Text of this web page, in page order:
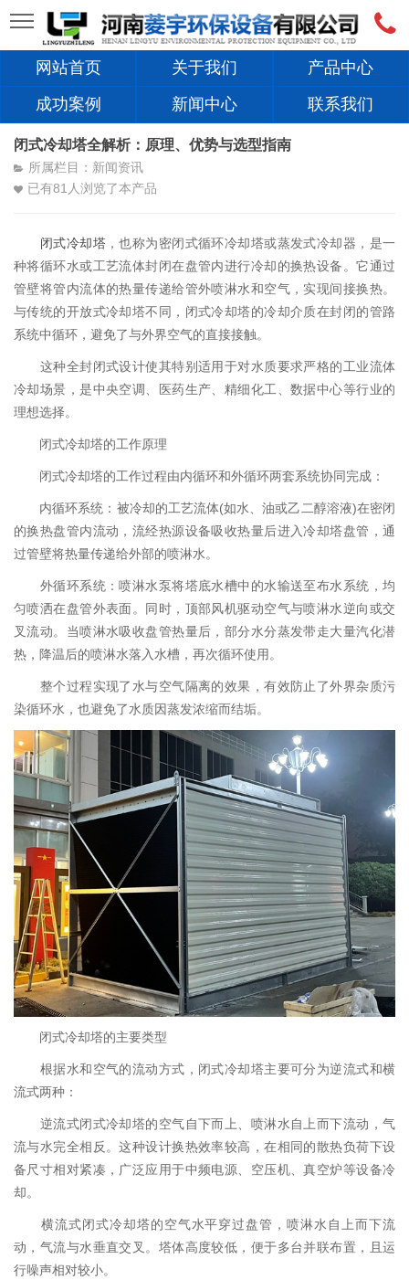
网站首页 关于我们
产品中心
成功案例
新闻中心 联系我们
闭式冷却塔全解析：原理、优势与选型指南
所属栏目：新闻资讯
已有81 人浏览了本产品
闭式冷却塔 ，也称为密闭式循环冷却塔或蒸发式冷却器，是一
种将循环水或工艺流体封闭在盘管内进行冷却的换热设备。它通过
管壁将管内流体的热量传递给管外喷淋水和空气，实现间接换热。
与传统的开放式冷却塔不同，闭式冷却塔的冷却介质在封闭的管路
系统中循环，避免了与外界空气的直接接触。
这种全封闭式设计使其特别适用于对水质要求严格的工业流体
冷却场景，是中央空调、医药生产、精细化工、数据中心等行业的
理想选择。
闭式冷却塔的工作原理
闭式冷却塔的工作过程由内循环和外循环两套系统协同完成：
内循环系统：被冷却的工艺流体(如水、油或乙二醇溶液)在密闭
的换热盘管内流动，流经热源设备吸收热量后进入冷却塔盘管，通
过管壁将热量传递给外部的喷淋水。
外循环系统：喷淋水泵将塔底水槽中的水输送至布水系统，均
匀喷洒在盘管外表面。同时，顶部风机驱动空气与喷淋水逆向或交
叉流动。当喷淋水吸收盘管热量后，部分水分蒸发带走大量汽化潜
热，降温后的喷淋水落入水槽，再次循环使用。
整个过程实现了水与空气隔离的效果，有效防止了外界杂质污
染循环水，也避免了水质因蒸发浓缩而结垢。
闭式冷却塔的主要类型
根据水和空气的流动方式，闭式冷却塔主要可分为逆流式和横
流式两种：
逆流式闭式冷却塔的空气自下而上、喷淋水自上而下流动，气
流与水完全相反。这种设计换热效率较高，在相同的散热负荷下设
备尺寸相对紧凑，广泛应用于中频电源、空压机、真空炉等设备冷
却。
横流式闭式冷却塔的空气水平穿过盘管，喷淋水自上而下流
动，气流与水垂直交叉。塔体高度较低，便于多台并联布置，且运
行噪声相对较小。